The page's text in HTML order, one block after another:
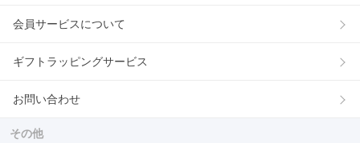
会員サービスについて
ギフトラッピングサービス
お問い合わせ
その他